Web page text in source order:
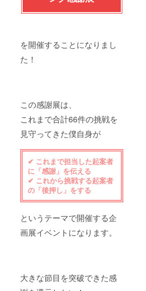
を開催することになりまし
た！
この感謝展は、
これまで合計66件の挑戦を
見守ってきた僕自身が
✔︎ これまで担当した起案者
に「感謝」を伝える
✔︎ これから挑戦する起案者
の「後押し」をする
というテーマで開催する企
画展イベントになります。
大きな節目を突破できた感